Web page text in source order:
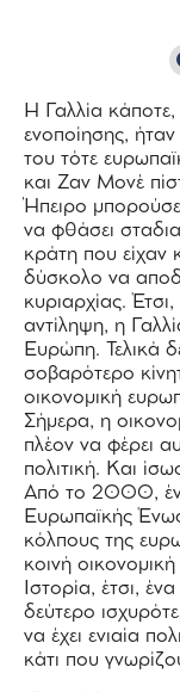
Η Γαλλία
ενοποίησης,
του τότε
και Ζαν Μονέ
Ήπειρο μπορούσε
να φθάσει
κράτη που είχαν
δύσκολο να
κυριαρχίας.
αντίληψη, η
Ευρώπη. Τελικά
σοβαρότερο
οικονομική
Σήμερα, η
πλέον να φέρει
πολιτική. Και
Από το 2000,
Ευρωπαϊκής
κόλπους της
κοινή
Ιστορία, έτσι,
δεύτερο
να έχει ενιαία
κάτι που